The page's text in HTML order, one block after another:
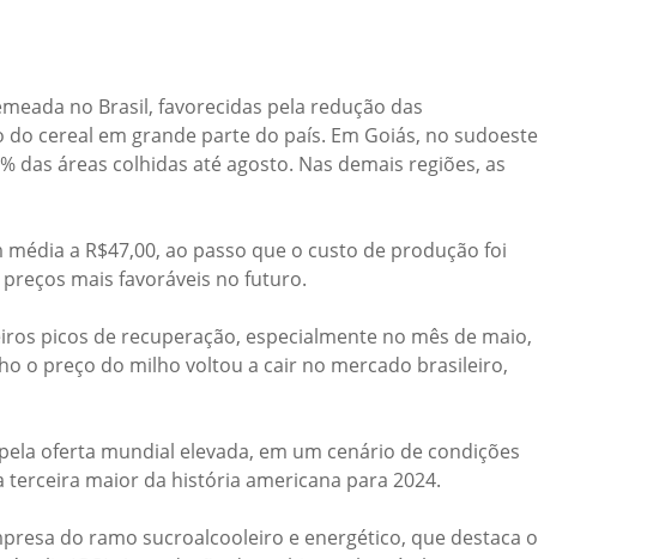
no Brasil, favorecidas pela redução das
cereal em grande parte do país. Em Goiás, no sudoeste
áreas colhidas até agosto. Nas demais regiões, as
a R$47,00, ao passo que o custo de produção foi
mais favoráveis no futuro.
picos de recuperação, especialmente no mês de maio,
o preço do milho voltou a cair no mercado brasileiro,
oferta mundial elevada, em um cenário de condições
terceira maior da história americana para 2024.
do ramo sucroalcooleiro e energético, que destaca o